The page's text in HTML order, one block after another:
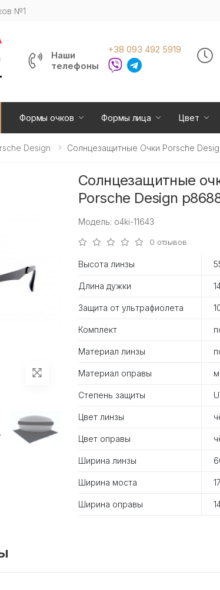
№1
Наши
телефоны
+38 093 492 5919
Формы очков Формы лица Цвет
Design Солнцезащитные Очки Porsche
Солнцезащитные
Porsche Design
Модель: o4ki-11643
0 отзывов
Высота линзы
Длина дужки
Защита от ультрафиолета
Комплект
Материал линзы
Материал оправы
Степень защиты
Цвет линзы
Цвет оправы
Ширина линзы
Ширина моста
Ширина оправы